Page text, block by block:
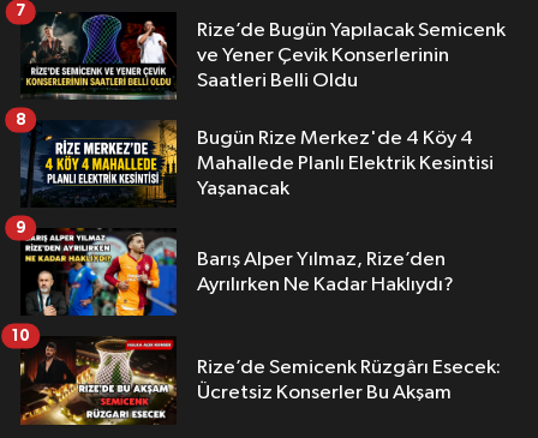
Rize’de Bugün Yapılacak Semicenk
ve Yener Çevik Konserlerinin
Saatleri Belli Oldu
7
Bugün Rize Merkez'de 4 Köy 4
Mahallede Planlı Elektrik Kesintisi
Yaşanacak
8
Barış Alper Yılmaz, Rize’den
Ayrılırken Ne Kadar Haklıydı?
9
Rize’de Semicenk Rüzgârı Esecek:
Ücretsiz Konserler Bu Akşam
10